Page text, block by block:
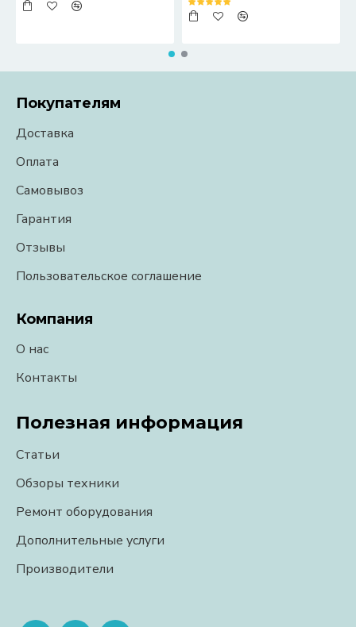
Покупателям
Доставка
Оплата
Самовывоз
Гарантия
Отзывы
Пользовательское соглашение
Компания
О нас
Контакты
Полезная информация
Статьи
Обзоры техники
Ремонт оборудования
Дополнительные услуги
Производители